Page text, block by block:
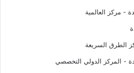
- مركز العالمية
الطرق السريعة
- المركز الدولي التخصصي